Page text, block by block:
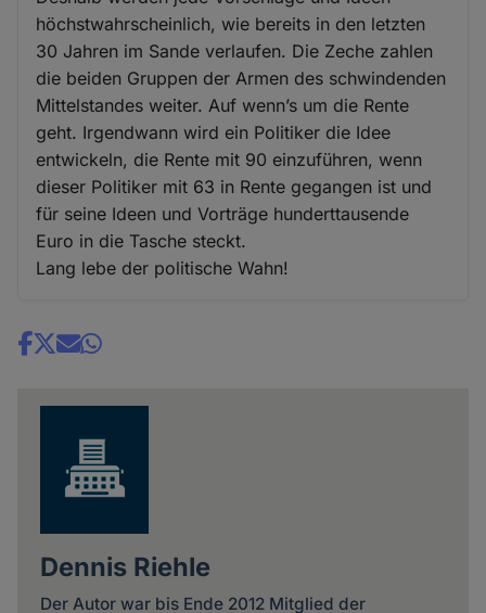
höchstwahrscheinlich, wie bereits in den letzten
30 Jahren im Sande verlaufen. Die Zeche zahlen
die beiden Gruppen der Armen des schwindenden
Mittelstandes weiter. Auf wenn’s um die Rente
geht. Irgendwann wird ein Politiker die Idee
entwickeln, die Rente mit 90 einzuführen, wenn
dieser Politiker mit 63 in Rente gegangen ist und
für seine Ideen und Vorträge hunderttausende
Euro in die Tasche steckt.
Lang lebe der politische Wahn!
Share
Dennis Riehle
Der Autor war bis Ende 2012 Mitglied der